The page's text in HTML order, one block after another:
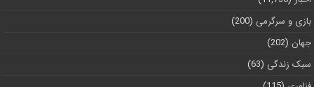
بازی و سرگرمی (200)
جهان (202)
سبک زندگی (63)